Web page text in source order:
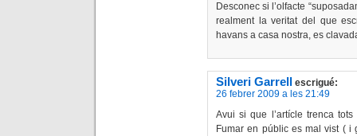
Desconec si l’olfacte
realment la veritat del que
havans a casa nostra, es
Silveri Garrell
escrigué:
26 febrer 2009 a les 21:49
Avui si que l’artícle trenca
Fumar en públic es mal vist (